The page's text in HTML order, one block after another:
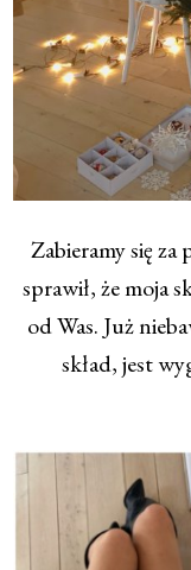
Zabieramy się
sprawił, że moja
od Was. Już
skład, jest